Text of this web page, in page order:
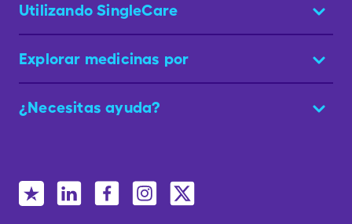
Utilizando SingleCare
Explorar medicinas por
¿Necesitas ayuda?